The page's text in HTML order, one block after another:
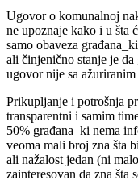
Ugovor o komunalnoj
ne upoznaje kako i u šta
samo obaveza
ali činjenično stanje je
ugovor nije sa ažuriranim
Prikupljanje i potrošnja
transparentni i samim
50% građana_ki nema
veoma mali broj zna šta
ali nažalost jedan (ni
zainteresovan da zna šta